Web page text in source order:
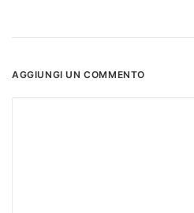
AGGIUNGI UN COMMENTO